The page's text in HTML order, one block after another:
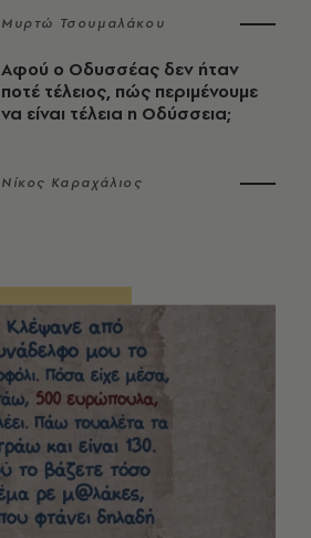
Μυρτώ Τσουμαλάκου
Αφού ο Οδυσσέας δεν ήταν
ποτέ τέλειος, πώς περιμένουμε
να είναι τέλεια η Οδύσσεια;
Νίκος Καραχάλιος